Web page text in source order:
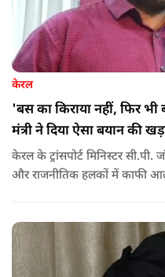
केरल
'बस का किराया नहीं, फिर
मंत्री ने दिया ऐसा बयान की
केरल के ट्रांसपोर्ट मिनिस्टर
और राजनीतिक हलकों में काफी